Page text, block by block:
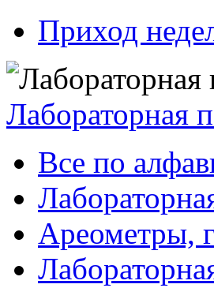
Приход
Лабораторная
Все по
Ареометры,